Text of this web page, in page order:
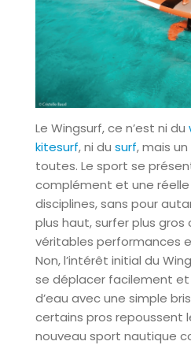
Le Wingsurf, ce n’est ni du
kitesurf, ni du surf, mais
toutes. Le sport se
complément et une
disciplines, sans pour
plus haut, surfer plus
véritables performances
Non, l’intérêt initial du
se déplacer facilement et
d’eau avec une simple
certains pros repoussent
nouveau sport nautique